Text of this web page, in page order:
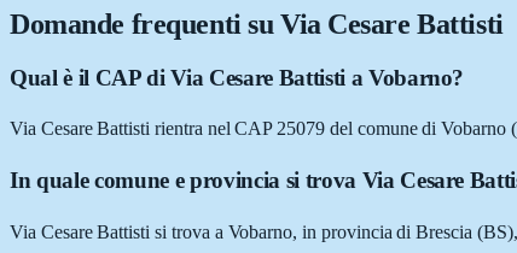
Domande frequenti su Via Cesare Battisti
Qual è il CAP di Via Cesare Battisti a Vobarno?
Via Cesare Battisti rientra nel CAP 25079 del comune di Vobarno
In quale comune e provincia si trova Via Cesare
Via Cesare Battisti si trova a Vobarno, in provincia di Brescia